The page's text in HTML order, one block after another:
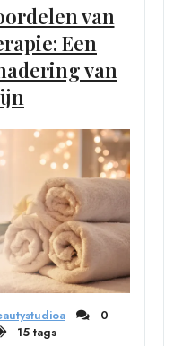
van
Een
van
0
15 tags